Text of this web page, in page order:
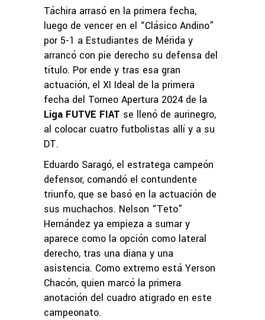
Táchira arrasó en la primera fecha,
luego de vencer en el “Clásico Andino”
por 5-1 a Estudiantes de Mérida y
arrancó con pie derecho su defensa del
título. Por ende y tras esa gran
actuación, el XI Ideal de la primera
fecha del Torneo Apertura 2024 de la
Liga FUTVE FIAT se llenó de aurinegro,
al colocar cuatro futbolistas allí y a su
DT.
Eduardo Saragó, el estratega campeón
defensor, comandó el contundente
triunfo, que se basó en la actuación de
sus muchachos. Nelson “Teto”
Hernández ya empieza a sumar y
aparece como la opción como lateral
derecho, tras una diana y una
asistencia. Como extremo está Yerson
Chacón, quien marcó la primera
anotación del cuadro atigrado en este
campeonato.